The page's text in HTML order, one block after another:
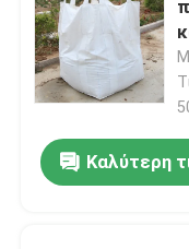
Ειδήσεις
Ζητήστε ένα
Συσκευάζοντας
Καλύτερη